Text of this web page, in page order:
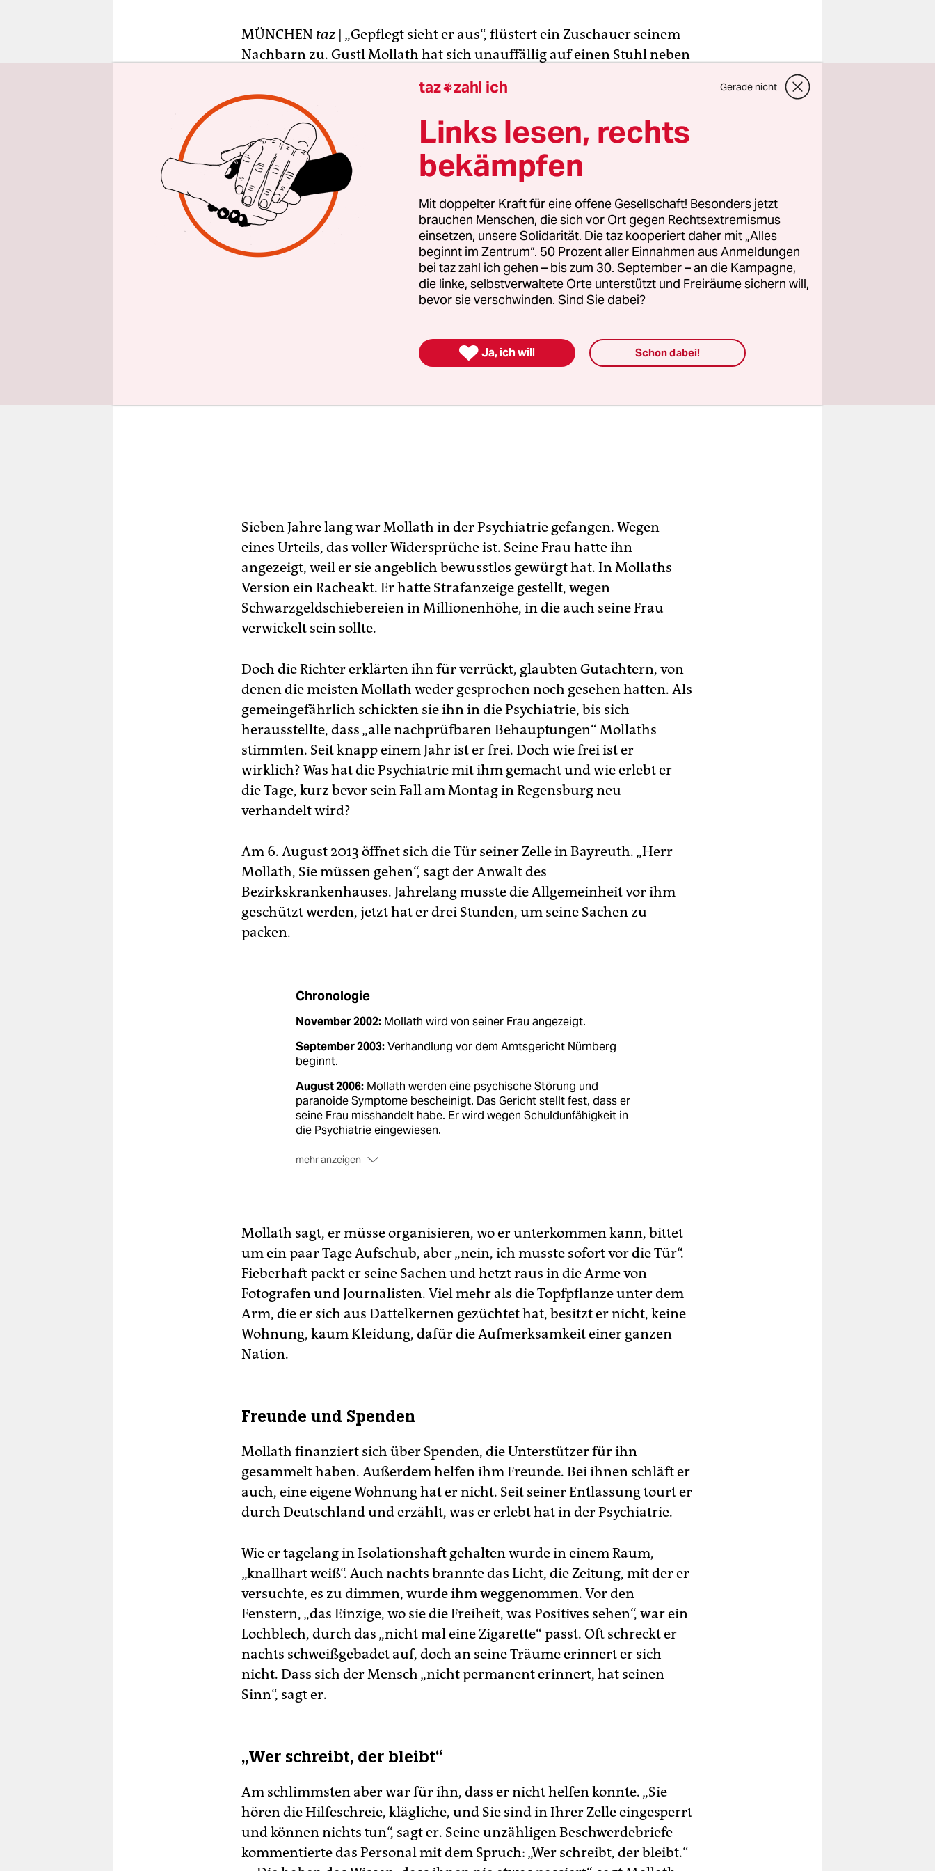
MÜNCHEN taz | „Gepflegt sieht er aus“, flüstert ein Zuschauer seinem
Nachbarn zu. Gustl Mollath hat sich unauffällig auf einen Stuhl neben
Hemd. Er ist rundlicher geworden, das Haar ein bisschen grauer, seine
Gesichtsfarbe verrät, dass er viel in der Sonne war. Um die 250
Menschen sind zu einer Diskussionsrunde der FDP gekommen, um ihn
zu hören.
Die Hände im Schoß, den Kopf gesenkt, blickt Mollath auf den Boden.
So verharrt er, während ein FDP-Mann über den „Fall Mollath“
referiert, den Justizskandal, der Deutschland letztes Jahr erschütterte.
Sieben Jahre lang war Mollath in der Psychiatrie gefangen. Wegen
eines Urteils, das voller Widersprüche ist. Seine Frau hatte ihn
angezeigt, weil er sie angeblich bewusstlos gewürgt hat. In Mollaths
Version ein Racheakt. Er hatte Strafanzeige gestellt, wegen
Schwarzgeldschiebereien in Millionenhöhe, in die auch seine Frau
verwickelt sein sollte.
Doch die Richter erklärten ihn für verrückt, glaubten Gutachtern, von
denen die meisten Mollath weder gesprochen noch gesehen hatten. Als
gemeingefährlich schickten sie ihn in die Psychiatrie, bis sich
herausstellte, dass „alle nachprüfbaren Behauptungen“ Mollaths
stimmten. Seit knapp einem Jahr ist er frei. Doch wie frei ist er
wirklich? Was hat die Psychiatrie mit ihm gemacht und wie erlebt er
die Tage, kurz bevor sein Fall am Montag in Regensburg neu
verhandelt wird?
Am 6. August 2013 öffnet sich die Tür seiner Zelle in Bayreuth. „Herr
Mollath, Sie müssen gehen“, sagt der Anwalt des
Bezirkskrankenhauses. Jahrelang musste die Allgemeinheit vor ihm
geschützt werden, jetzt hat er drei Stunden, um seine Sachen zu
packen.
Chronologie
November 2002:Mollath wird von seiner Frau angezeigt.
September 2003:Verhandlung vor dem Amtsgericht Nürnberg
beginnt.
August 2006:Mollath werden eine psychische Störung und
paranoide Symptome bescheinigt. Das Gericht stellt fest, dass er
seine Frau misshandelt habe. Er wird wegen Schuldunfähigkeit in
die Psychiatrie eingewiesen.
mehr anzeigen
des Strafverfahrens sowie die sofortige Freilassung Mollaths an.
Mollath sagt, er müsse organisieren, wo er unterkommen kann, bittet
um ein paar Tage Aufschub, aber „nein, ich musste sofort vor die Tür“.
Fieberhaft packt er seine Sachen und hetzt raus in die Arme von
Fotografen und Journalisten. Viel mehr als die Topfpflanze unter dem
Arm, die er sich aus Dattelkernen gezüchtet hat, besitzt er nicht, keine
Wohnung, kaum Kleidung, dafür die Aufmerksamkeit einer ganzen
Nation.
Freunde und Spenden
Mollath finanziert sich über Spenden, die Unterstützer für ihn
gesammelt haben. Außerdem helfen ihm Freunde. Bei ihnen schläft er
auch, eine eigene Wohnung hat er nicht. Seit seiner Entlassung tourt er
durch Deutschland und erzählt, was er erlebt hat in der Psychiatrie.
Wie er tagelang in Isolationshaft gehalten wurde in einem Raum,
„knallhart weiß“. Auch nachts brannte das Licht, die Zeitung, mit der er
versuchte, es zu dimmen, wurde ihm weggenommen. Vor den
Fenstern, „das Einzige, wo sie die Freiheit, was Positives sehen“, war ein
Lochblech, durch das „nicht mal eine Zigarette“ passt. Oft schreckt er
nachts schweißgebadet auf, doch an seine Träume erinnert er sich
nicht. Dass sich der Mensch „nicht permanent erinnert, hat seinen
Sinn“, sagt er.
„Wer schreibt, der bleibt“
Am schlimmsten aber war für ihn, dass er nicht helfen konnte. „Sie
hören die Hilfeschreie, klägliche, und Sie sind in Ihrer Zelle eingesperrt
und können nichts tun“, sagt er. Seine unzähligen Beschwerdebriefe
kommentierte das Personal mit dem Spruch: „Wer schreibt, der bleibt.“
taz zahl ich Gerade nicht
Links lesen, rechts
bekämpfen
Mit doppelter Kraft für eine offene Gesellschaft! Besonders jetzt
brauchen Menschen, die sich vor Ort gegen Rechtsextremismus
einsetzen, unsere Solidarität. Die taz kooperiert daher mit „Alles
beginnt im Zentrum“. 50 Prozent aller Einnahmen aus Anmeldungen
bei taz zahl ich gehen – bis zum 30. September – an die Kampagne,
die linke, selbstverwaltete Orte unterstützt und Freiräume sichern will,
bevor sie verschwinden. Sind Sie dabei?
 Ja, ich will Schon dabei!